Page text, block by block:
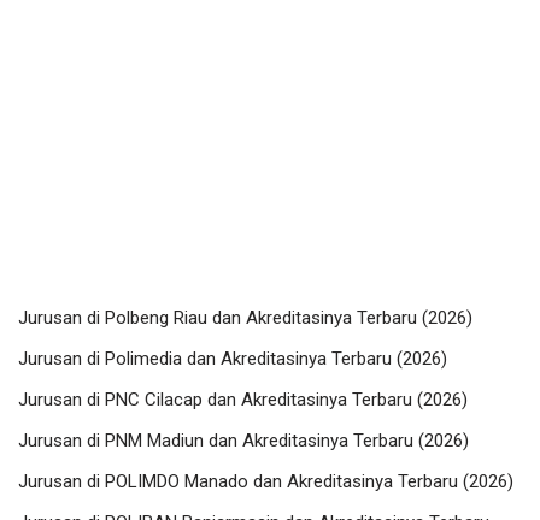
Jurusan di Polbeng Riau dan Akreditasinya Terbaru (2026)
Jurusan di Polimedia dan Akreditasinya Terbaru (2026)
Jurusan di PNC Cilacap dan Akreditasinya Terbaru (2026)
Jurusan di PNM Madiun dan Akreditasinya Terbaru (2026)
Jurusan di POLIMDO Manado dan Akreditasinya Terbaru (2026)